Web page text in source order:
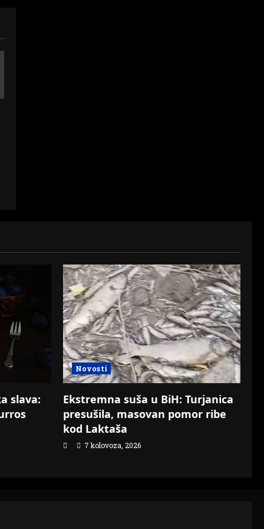
slava:
Novosti
Ekstremna suša u BiH: Turjanica
presušila, masovan pomor ribe
kod Laktaša
7 kolovoza, 2026